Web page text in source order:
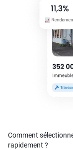
Comment
rapidement ?